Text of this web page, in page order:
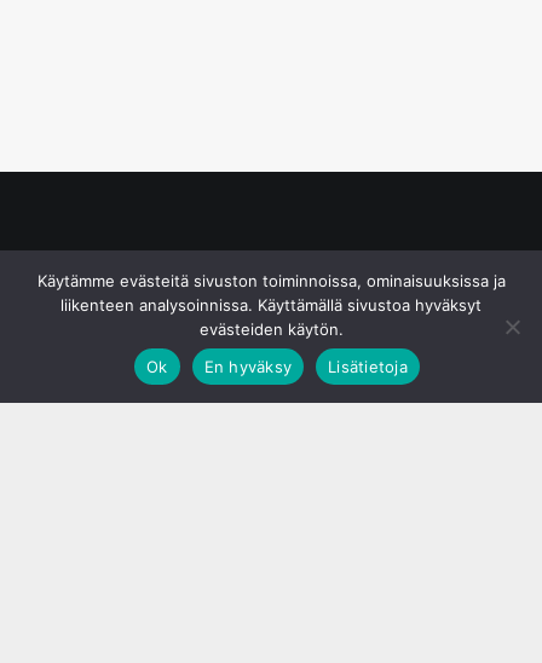
Käytämme evästeitä sivuston toiminnoissa, ominaisuuksissa ja
liikenteen analysoinnissa. Käyttämällä sivustoa hyväksyt
evästeiden käytön.
Ok
En hyväksy Lisätietoja